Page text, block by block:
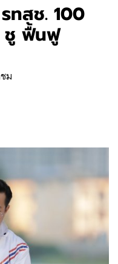
ทสช. 100
ชู ฟื้นฟู
ม